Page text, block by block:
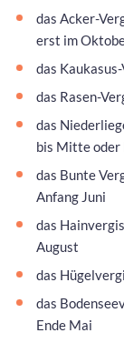
das Acker-
erst im
das
das Rasen-
das
bis Mitte oder
das Bunte
Anfang Juni
das
August
das
das
Ende Mai